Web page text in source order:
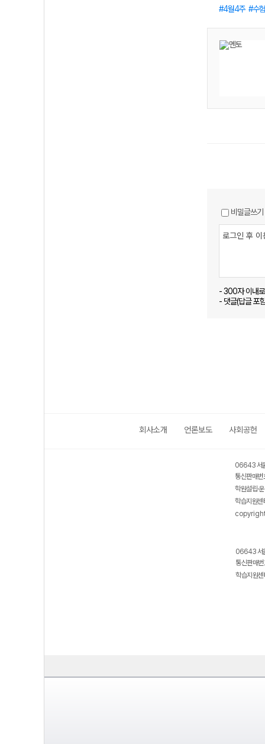
4월4주 수
비밀글쓰기
- 300자 이내
- 댓글(답글 포
회사소개 언론보도 사회공헌
06643 서
통신판매
학원설립·
학습지원
06643 서
통신판매
학습지원